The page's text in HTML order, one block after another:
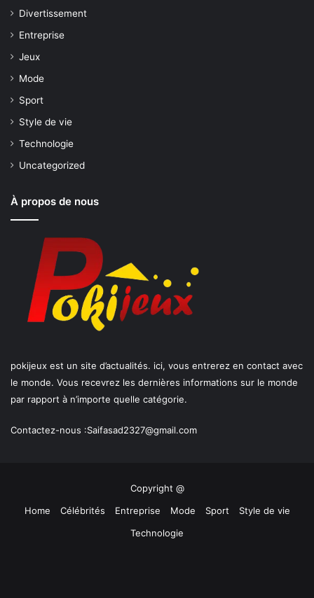
Divertissement
Entreprise
Jeux
Mode
Sport
Style de vie
Technologie
Uncategorized
À propos de nous
pokijeux est un site d’actualités. ici, vous entrerez en contact avec
le monde. Vous recevrez les dernières informations sur le monde
par rapport à n’importe quelle catégorie.
Contactez-nous :Saifasad2327@gmail.com
Copyright @
Home
Célébrités Entreprise Mode Sport
Style de vie
Technologie